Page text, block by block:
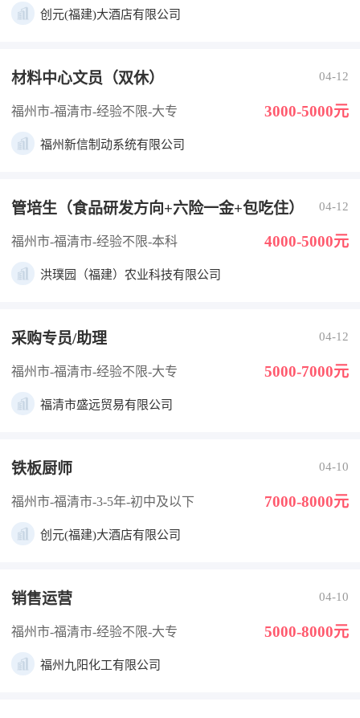
创元(福建)大酒店有限公司
材料中心文员（双休） 04-12
福州市-福清市-经验不限-大专 3000-5000元
福州新信制动系统有限公司
管培生（食品研发方向+六险一金+包吃住） 04-12
福州市-福清市-经验不限-本科 4000-5000元
洪璞园（福建）农业科技有限公司
采购专员/助理 04-12
福州市-福清市-经验不限-大专 5000-7000元
福清市盛远贸易有限公司
铁板厨师 04-10
福州市-福清市-3-5年-初中及以下 7000-8000元
创元(福建)大酒店有限公司
销售运营 04-10
福州市-福清市-经验不限-大专 5000-8000元
福州九阳化工有限公司